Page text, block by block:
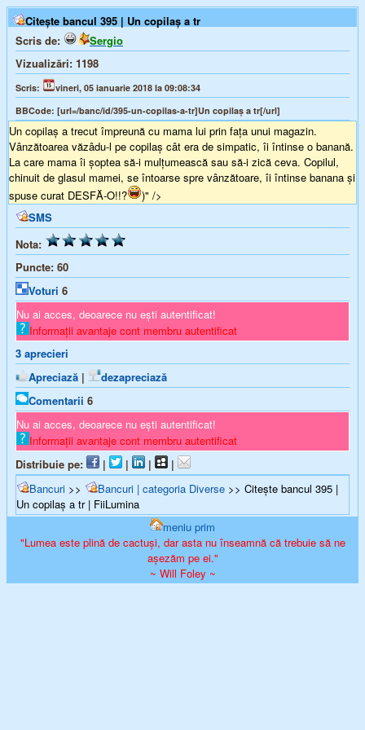
Citește bancul 395 | Un copilaş a tr
Scris de:
Sergio
Vizualizări: 1198
Scris:
vineri, 05 ianuarie 2018 la 09:08:34
BBCode: [url=/banc/id/395-un-copilas-a-tr]Un copilaş a tr[/url]
Un copilaş a trecut împreună cu mama lui prin fața unui magazin.
Vânzătoarea văzâdu-l pe copilaş cât era de simpatic, îi întinse o banană.
La care mama îi șoptea să-i mulțumească sau să-i zică ceva. Copilul,
chinuit de glasul mamei, se întoarse spre vânzătoare, îi întinse banana şi
spuse curat DESFĂ-O!!?
)" />
SMS
Nota:
Puncte: 60
Voturi 6
Nu ai acces, deoarece nu ești autentificat!
Informații avantaje cont membru autentificat
3 aprecieri
Apreciază |
dezapreciază
Comentarii 6
Nu ai acces, deoarece nu ești autentificat!
Informații avantaje cont membru autentificat
Distribuie pe:
| | |
|
Bancuri >> Bancuri | categoria Diverse >> Citește bancul 395 |
Un copilaş a tr | FiiLumina
meniu prim
"Lumea este plină de cactuși, dar asta nu înseamnă că trebuie să ne
așezăm pe ei."
~ Will Foley ~